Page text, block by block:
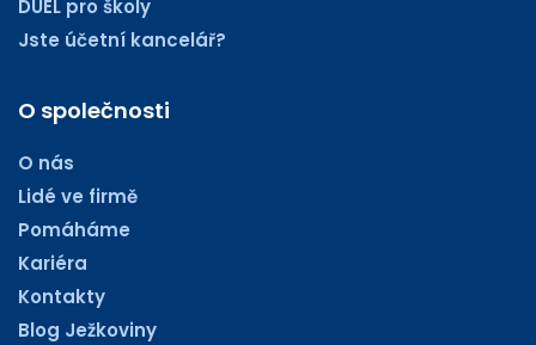
DUEL pro školy
Jste účetní kancelář?
O společnosti
O nás
Lidé ve firmě
Pomáháme
Kariéra
Kontakty
Blog Ježkoviny